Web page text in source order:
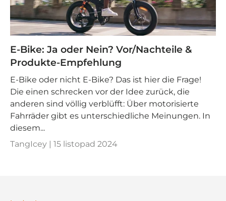
E-Bike: Ja oder Nein? Vor/Nachteile &
Produkte-Empfehlung
E-Bike oder nicht E-Bike? Das ist hier die Frage!
Die einen schrecken vor der Idee zurück, die
anderen sind völlig verblüfft: Über motorisierte
Fahrräder gibt es unterschiedliche Meinungen. In
diesem...
TangIcey | 15 listopad 2024